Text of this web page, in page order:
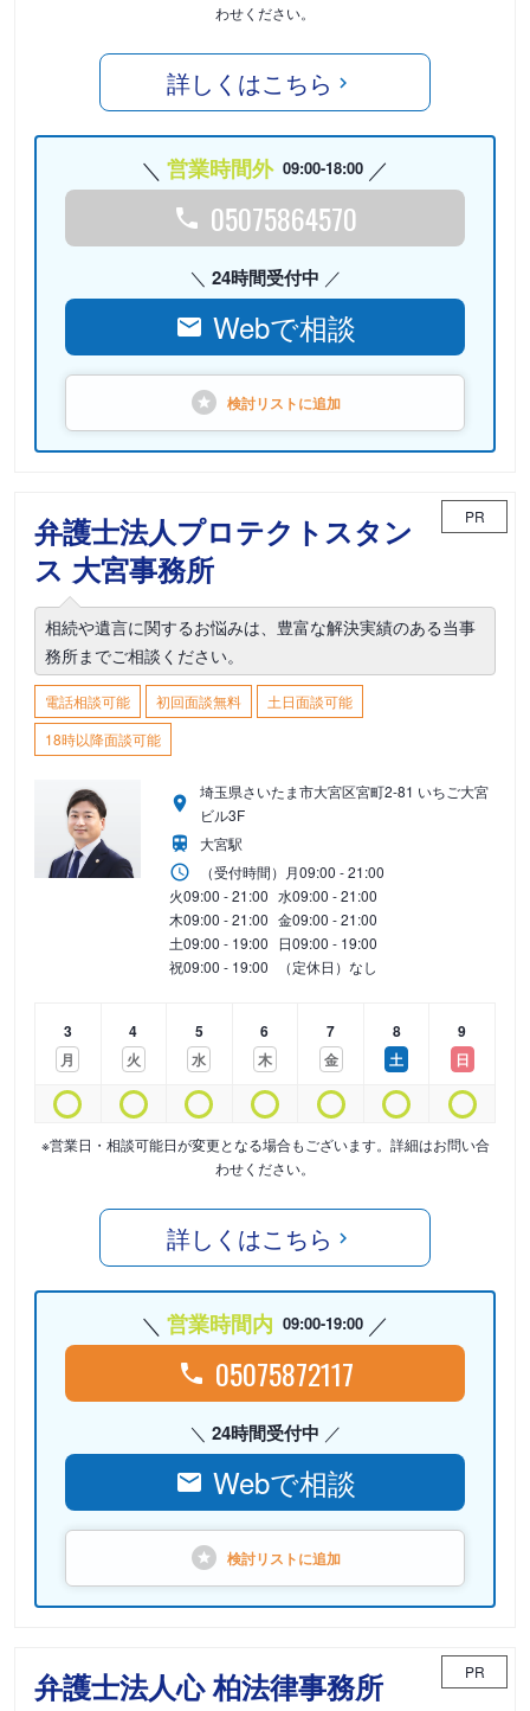
わせください。
詳しくはこちら
営業時間外 09:00-18:00
05075864570
24時間受付中
Webで相談
検討リストに追加
弁護士法人プロテクトスタン
ス 大宮事務所
PR
相続や遺言に関するお悩みは、豊富な解決実績のある当事
務所までご相談ください。
電話相談可能 初回面談無料
土日面談可能
18時以降面談可能
埼玉県さいたま市大宮区宮町2-81 いちご大宮
ビル3F
大宮駅
（受付時間） 月09:00 - 21:00
火09:00 - 21:00 水09:00 - 21:00
木09:00 - 21:00 金09:00 - 21:00
土09:00 - 19:00 日09:00 - 19:00
祝09:00 - 19:00 （定休日）なし
3
月
4
火
5
水
6
木
7
金
8
土
9
日
※営業日・相談可能日が変更となる場合もございます。詳細はお問い合
わせください。
詳しくはこちら
営業時間内 09:00-19:00
05075872117
24時間受付中
Webで相談
検討リストに追加
弁護士法人心 柏法律事務所 PR